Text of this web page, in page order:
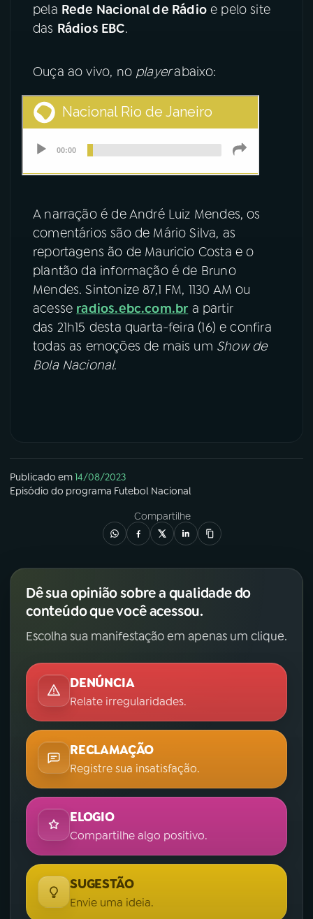
TikTok
pela Rede Nacional de Rádioe pelo site
das Rádios EBC.
Ouça ao vivo, no playerabaixo:
A narração é de André Luiz Mendes, os
comentários são de Mário Silva, as
reportagens ão de Mauricio Costa e o
plantão da informação é de Bruno
Mendes. Sintonize 87,1 FM, 1130 AM ou
acesse radios.ebc.com.br a partir
das 21h15 desta quarta-feira (16) e confira
todas as emoções de mais um Show de
Bola Nacional.
Publicado em14/08/2023
Episódio do programa Futebol Nacional
Compartilhe
Dê sua opinião sobre a qualidade do
conteúdo que você acessou.
Escolha sua manifestação em apenas um clique.
DENÚNCIA
Relate irregularidades.
RECLAMAÇÃO
Registre sua insatisfação.
ELOGIO
Compartilhe algo positivo.
SUGESTÃO
Envie uma ideia.